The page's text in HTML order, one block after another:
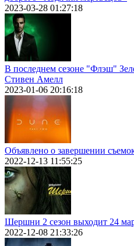
2023-03-28 01:27:18
В последнем сезоне "Флэш"
Стивен Амелл
2023-01-06 20:16:18
Объявлено о завершении
2022-12-13 11:55:25
Шершни 2 сезон выходит 24
2022-12-08 21:33:26